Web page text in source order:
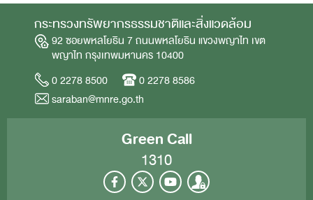
กระทรวงทรัพยากรธรรมชาติและสิ่งแวดล้อม
92 ซอยพหลโยธิน 7 ถนนพหลโยธิน แขวงพญาไท เขต
พญาไท กรุงเทพมหานคร 10400
0 2278 8500
0 2278 8586
saraban@mnre.go.th
Green Call
1310